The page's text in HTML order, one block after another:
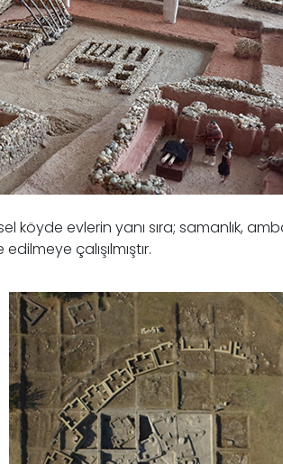
evlerin yanı sıra; samanlık,
çalışılmıştır.